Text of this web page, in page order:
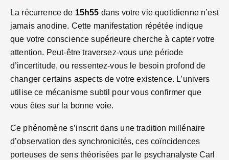
La récurrence de 15h55 dans votre vie quotidienne n’est
jamais anodine. Cette manifestation répétée indique
que votre conscience supérieure cherche à capter votre
attention. Peut-être traversez-vous une période
d’incertitude, ou ressentez-vous le besoin profond de
changer certains aspects de votre existence. L’univers
utilise ce mécanisme subtil pour vous confirmer que
vous êtes sur la bonne voie.
Ce phénomène s’inscrit dans une tradition millénaire
d’observation des synchronicités, ces coïncidences
porteuses de sens théorisées par le psychanalyste Carl